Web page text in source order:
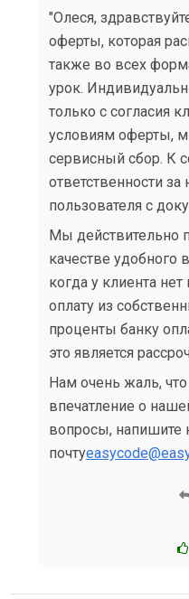
"Олеся,
оферты, которая
также во всех
урок.
только с согласия
условиям оферты,
сервисный сбор. К
ответственности
пользователя с
Мы действительно
качестве удобного
когда у клиента
оплату из
проценты банку
это является
Нам очень жаль,
впечатление о
вопросы, напишите
почту